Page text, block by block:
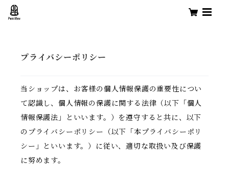
プライバシーポリシー
当ショップは、お客様の個人情報保護の重要性につい
て認識し、個人情報の保護に関する法律（以下「個人
情報保護法」といいます。）を遵守すると共に、以下
のプライバシーポリシー（以下「本プライバシーポリ
シー」といいます。）に従い、適切な取扱い及び保護
に努めます。